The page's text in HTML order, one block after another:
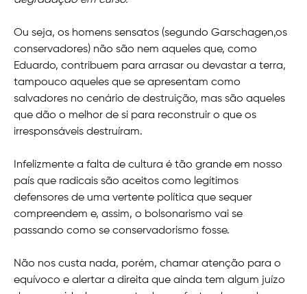
Ou seja, os homens sensatos (segundo Garschagen,os
conservadores) não são nem aqueles que, como
Eduardo, contribuem para arrasar ou devastar a terra,
tampouco aqueles que se apresentam como
salvadores no cenário de destruição, mas são aqueles
que dão o melhor de si para reconstruir o que os
irresponsáveis destruíram.
Infelizmente a falta de cultura é tão grande em nosso
país que radicais são aceitos como legítimos
defensores de uma vertente política que sequer
compreendem e, assim, o bolsonarismo vai se
passando como se conservadorismo fosse.
Não nos custa nada, porém, chamar atenção para o
equívoco e alertar a direita que ainda tem algum juízo